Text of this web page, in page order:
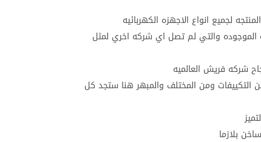
لجميع انواع الاجهزه الكهربائيه
والتي لم تصل اي شركه اخري لمثل
شركه فريش العالميه
التكييفات ومن المختلف والمبهر هنا ستجد كل